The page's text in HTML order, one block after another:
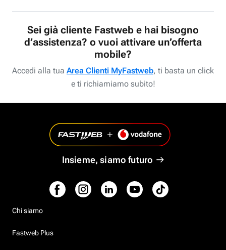
Sei già cliente Fastweb e hai bisogno
d’assistenza? o vuoi attivare un’offerta
mobile?
Accedi alla tua Area Clienti MyFastweb, ti basta un click
e ti richiamiamo subito!
Insieme, siamo futuro
Chi siamo
Fastweb Plus